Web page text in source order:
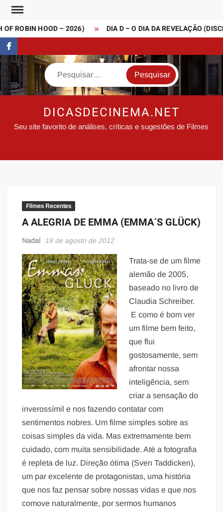
Skip
content
ROBIN HOOD – 2026) DIA D – O DIA DA REVELAÇÃO
FaceBook
Search
DICASDECINEMA.NET
Seu site favorito de análises, críticas e sugestões de Filmes
Filmes Recentes
A ALEGRIA DE EMMA (EMMA´S GLÜCK)
Nadal 18 de agosto de 2012
Trata-se de um filme
alemão de 2005,
baseado no livro de
Claudia Schreiber.
E como é bom ver
um filme bem feito,
que flui
gostosamente, sem
afrontar nossa
inteligência, sem
criar a sensação do
inverossímil e nos fazendo contatar com
sentimentos nobres. Um filme simples sobre as
coisas simples da vida. Mas extremamente bem
cuidado, com muita sensibilidade. Até a fotografia
é repleta de luz. Direção ótima (Sven Taddicken),
um par excelente de protagonistas, uma história
que nos faz pensar sobre nossas vidas e que nos
comove naturalmente, por sermos humanos